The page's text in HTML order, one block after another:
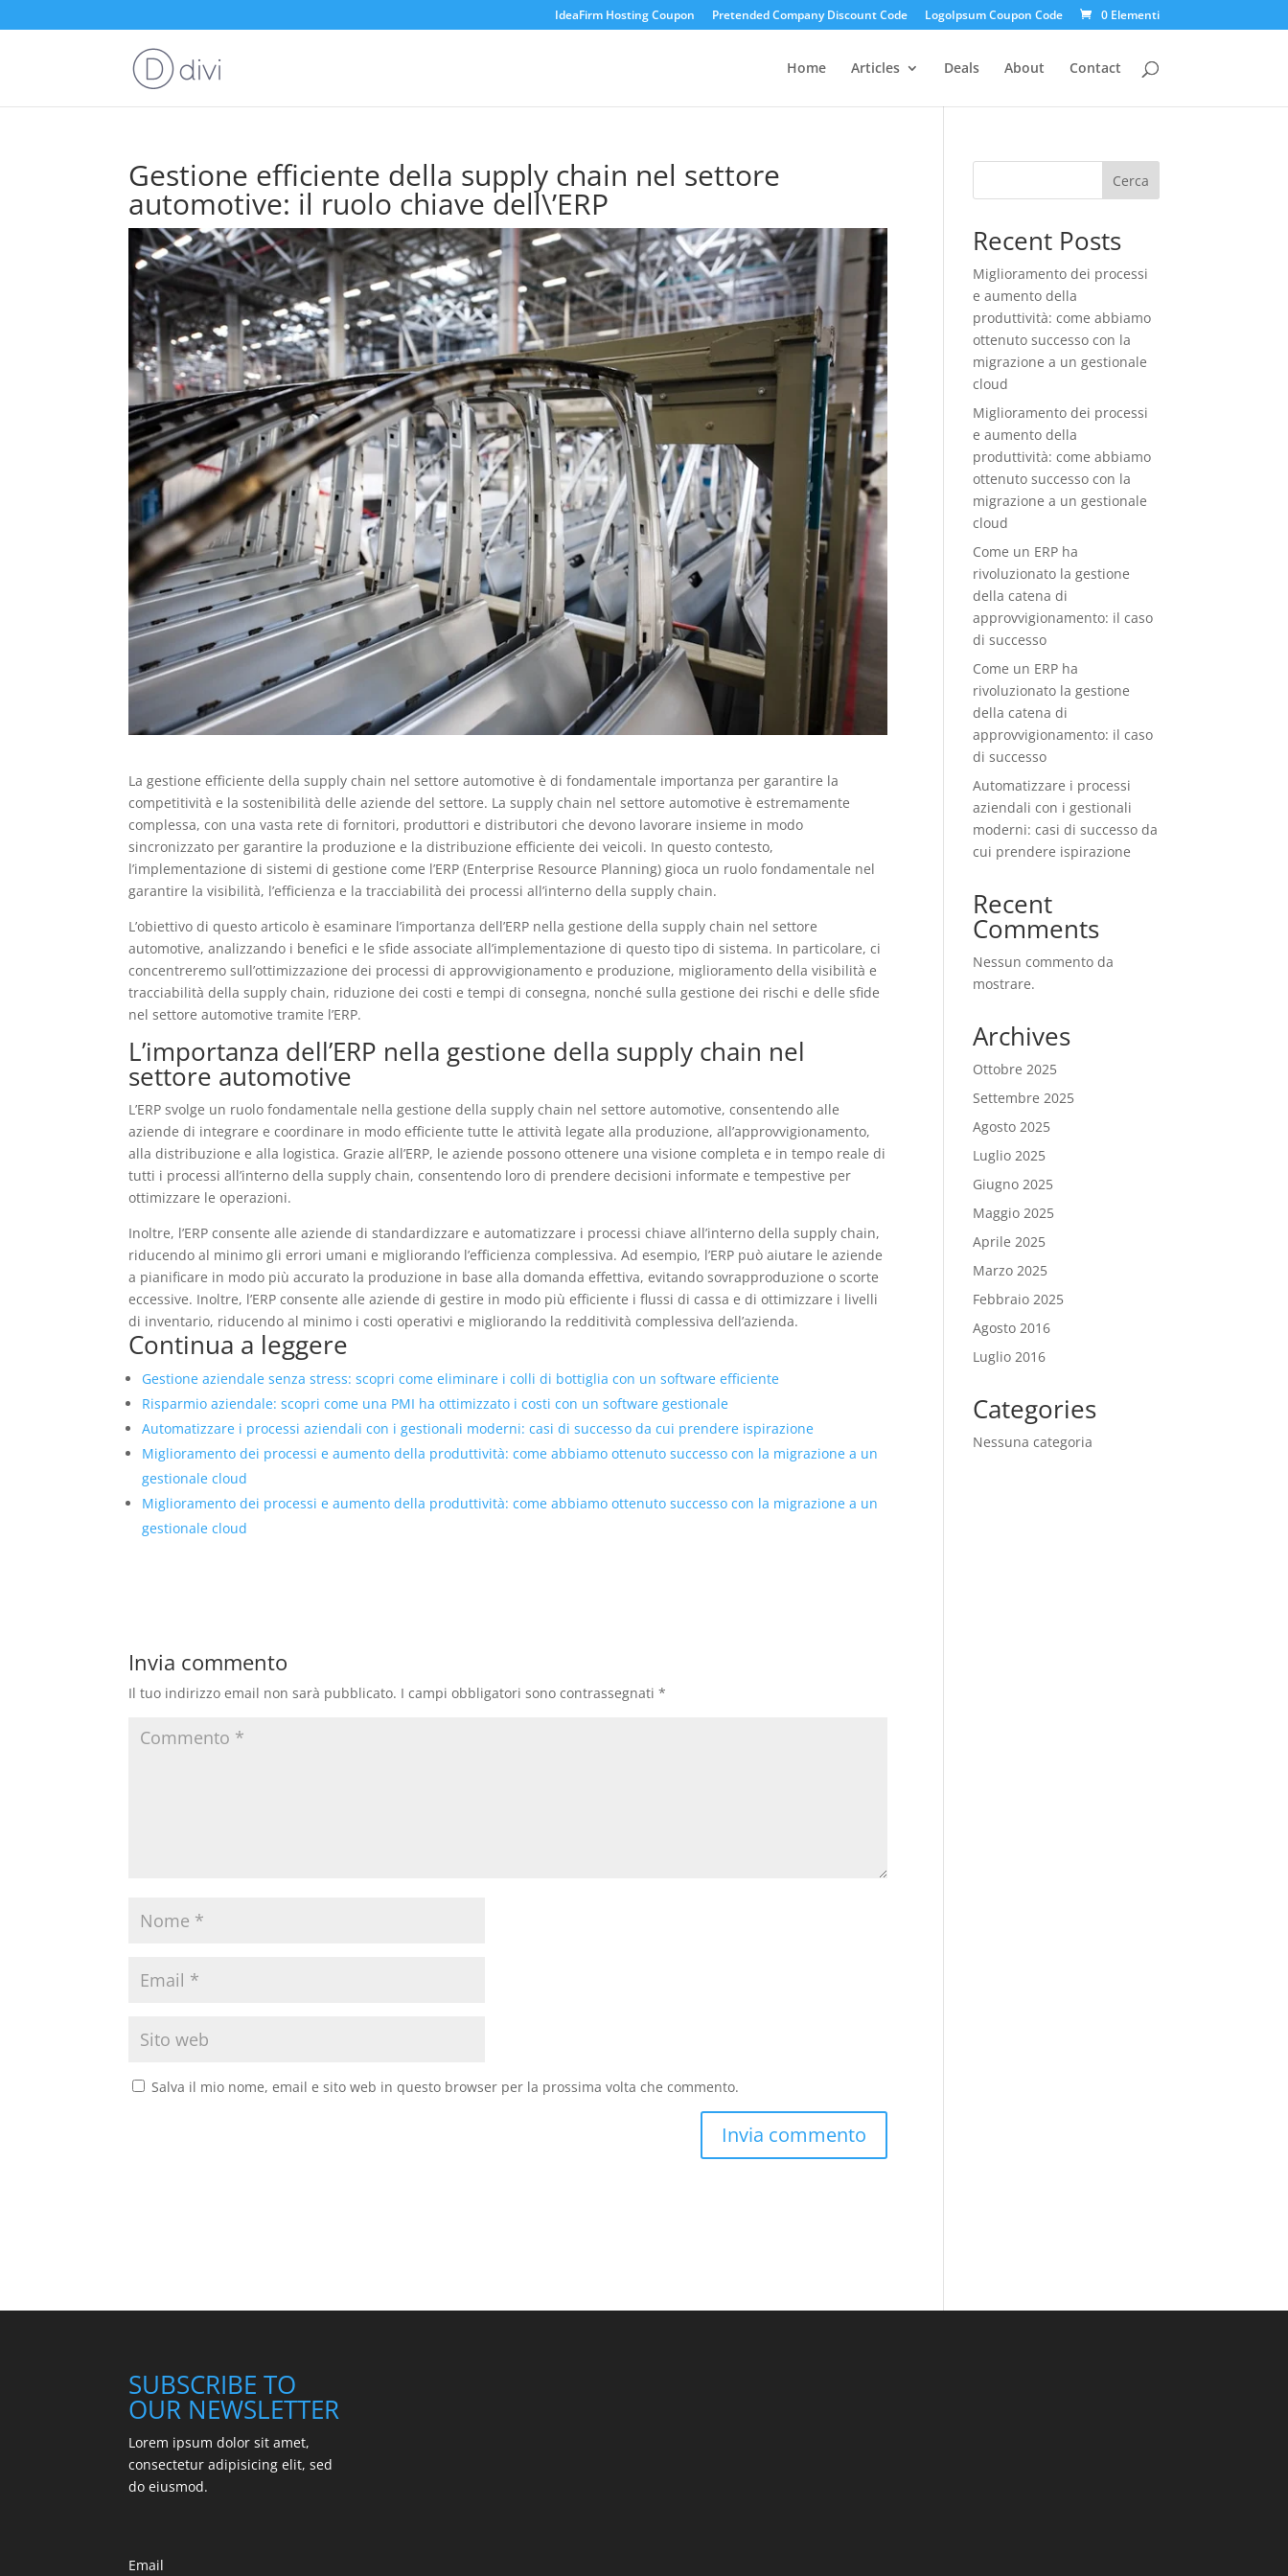
IdeaFirm Hosting Coupon Pretended Company Discount Code LogoIpsum Coupon Code 0 Elementi
Home Articles Deals About Contact
Gestione efficiente della supply chain nel settore
automotive: il ruolo chiave dell\’ERP
La gestione efficiente della supply chain nel settore automotive è di fondamentale importanza per garantire la
competitività e la sostenibilità delle aziende del settore. La supply chain nel settore automotive è estremamente
complessa, con una vasta rete di fornitori, produttori e distributori che devono lavorare insieme in modo
sincronizzato per garantire la produzione e la distribuzione efficiente dei veicoli. In questo contesto,
l’implementazione di sistemi di gestione come l’ERP (Enterprise Resource Planning) gioca un ruolo fondamentale nel
garantire la visibilità, l’efficienza e la tracciabilità dei processi all’interno della supply chain.
L’obiettivo di questo articolo è esaminare l’importanza dell’ERP nella gestione della supply chain nel settore
automotive, analizzando i benefici e le sfide associate all’implementazione di questo tipo di sistema. In particolare, ci
concentreremo sull’ottimizzazione dei processi di approvvigionamento e produzione, miglioramento della visibilità e
tracciabilità della supply chain, riduzione dei costi e tempi di consegna, nonché sulla gestione dei rischi e delle sfide
nel settore automotive tramite l’ERP.
L’importanza dell’ERP nella gestione della supply chain nel
settore automotive
L’ERP svolge un ruolo fondamentale nella gestione della supply chain nel settore automotive, consentendo alle
aziende di integrare e coordinare in modo efficiente tutte le attività legate alla produzione, all’approvvigionamento,
alla distribuzione e alla logistica. Grazie all’ERP, le aziende possono ottenere una visione completa e in tempo reale di
tutti i processi all’interno della supply chain, consentendo loro di prendere decisioni informate e tempestive per
ottimizzare le operazioni.
Inoltre, l’ERP consente alle aziende di standardizzare e automatizzare i processi chiave all’interno della supply chain,
riducendo al minimo gli errori umani e migliorando l’efficienza complessiva. Ad esempio, l’ERP può aiutare le aziende
a pianificare in modo più accurato la produzione in base alla domanda effettiva, evitando sovrapproduzione o scorte
eccessive. Inoltre, l’ERP consente alle aziende di gestire in modo più efficiente i flussi di cassa e di ottimizzare i livelli
di inventario, riducendo al minimo i costi operativi e migliorando la redditività complessiva dell’azienda.
Continua a leggere
Gestione aziendale senza stress: scopri come eliminare i colli di bottiglia con un software efficiente
Risparmio aziendale: scopri come una PMI ha ottimizzato i costi con un software gestionale
Automatizzare i processi aziendali con i gestionali moderni: casi di successo da cui prendere ispirazione
Miglioramento dei processi e aumento della produttività: come abbiamo ottenuto successo con la migrazione a un
gestionale cloud
Miglioramento dei processi e aumento della produttività: come abbiamo ottenuto successo con la migrazione a un
gestionale cloud
Invia commento
Il tuo indirizzo email non sarà pubblicato. I campi obbligatori sono contrassegnati*
Salva il mio nome, email e sito web in questo browser per la prossima volta che commento.
Cerca
Recent Posts
Miglioramento dei processi
e aumento della
produttività: come abbiamo
ottenuto successo con la
migrazione a un gestionale
cloud
Miglioramento dei processi
e aumento della
produttività: come abbiamo
ottenuto successo con la
migrazione a un gestionale
cloud
Come un ERP ha
rivoluzionato la gestione
della catena di
approvvigionamento: il caso
di successo
Come un ERP ha
rivoluzionato la gestione
della catena di
approvvigionamento: il caso
di successo
Automatizzare i processi
aziendali con i gestionali
moderni: casi di successo da
cui prendere ispirazione
Recent
Comments
Nessun commento da
mostrare.
Archives
Ottobre 2025
Settembre 2025
Agosto 2025
Luglio 2025
Giugno 2025
Maggio 2025
Aprile 2025
Marzo 2025
Febbraio 2025
Agosto 2016
Luglio 2016
Categories
Nessuna categoria
SUBSCRIBE TO
OUR NEWSLETTER
Lorem ipsum dolor sit amet,
consectetur adipisicing elit, sed
do eiusmod.
Email